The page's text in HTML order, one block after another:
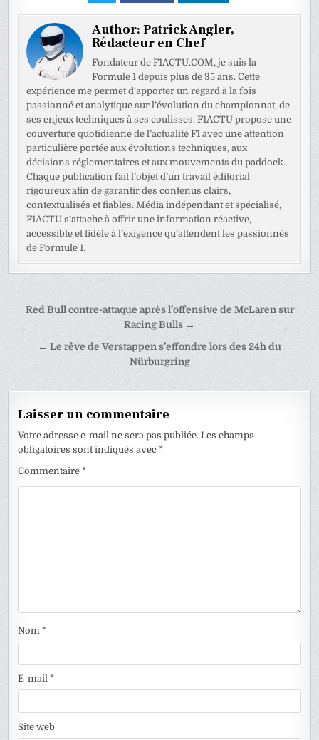
Author:Patrick Angler,
Rédacteur en Chef
Fondateur de F1ACTU.COM, je suis la
Formule 1 depuis plus de 35 ans. Cette
expérience me permet d’apporter un regard à la fois
passionné et analytique sur l’évolution du championnat, de
ses enjeux techniques à ses coulisses. F1ACTU propose une
couverture quotidienne de l’actualité F1 avec une attention
particulière portée aux évolutions techniques, aux
décisions réglementaires et aux mouvements du paddock.
Chaque publication fait l’objet d’un travail éditorial
rigoureux afin de garantir des contenus clairs,
contextualisés et fiables. Média indépendant et spécialisé,
F1ACTU s’attache à offrir une information réactive,
accessible et fidèle à l’exigence qu’attendent les passionnés
de Formule 1.
Navigation
l’article
Red Bull contre-attaque après l’offensive de McLaren sur
Racing Bulls →
← Le rêve de Verstappen s’effondre lors des 24h du
Nürburgring
Laisser un commentaire
Votre adresse e-mail ne sera pas publiée. Les champs
obligatoires sont indiqués avec*
Commentaire*
Nom*
E-mail*
Site web